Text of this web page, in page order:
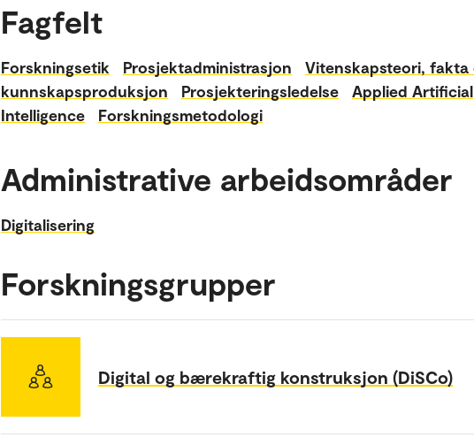
Fagfelt
Forskningsetik Prosjektadministrasjon
Vitenskapsteori, fakta
kunnskapsproduksjon
Prosjekteringsledelse
Applied Artificial
Intelligence
Forskningsmetodologi
Administrative arbeidsområder
Digitalisering
Forskningsgrupper
Digital og bærekraftig konstruksjon (DiSCo)